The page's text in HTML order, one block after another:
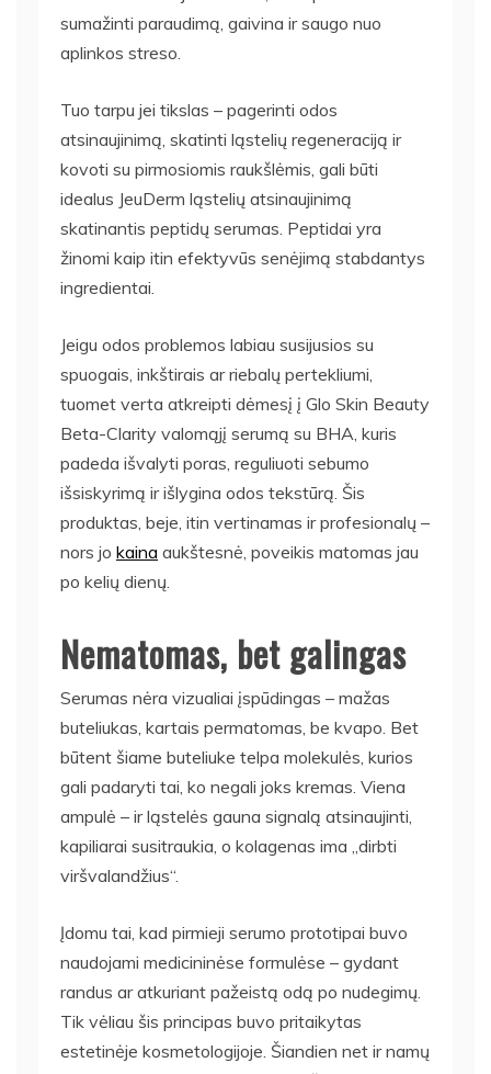
sumažinti paraudimą, gaivina ir saugo nuo
aplinkos streso.
Tuo tarpu jei tikslas – pagerinti odos
atsinaujinimą, skatinti ląstelių regeneraciją ir
kovoti su pirmosiomis raukšlėmis, gali būti
idealus JeuDerm ląstelių atsinaujinimą
skatinantis peptidų serumas. Peptidai yra
žinomi kaip itin efektyvūs senėjimą stabdantys
ingredientai.
Jeigu odos problemos labiau susijusios su
spuogais, inkštirais ar riebalų pertekliumi,
tuomet verta atkreipti dėmesį į Glo Skin Beauty
Beta-Clarity valomąjį serumą su BHA, kuris
padeda išvalyti poras, reguliuoti sebumo
išsiskyrimą ir išlygina odos tekstūrą. Šis
produktas, beje, itin vertinamas ir profesionalų –
nors jo kaina aukštesnė, poveikis matomas jau
po kelių dienų.
Nematomas, bet galingas
Serumas nėra vizualiai įspūdingas – mažas
buteliukas, kartais permatomas, be kvapo. Bet
būtent šiame buteliuke telpa molekulės, kurios
gali padaryti tai, ko negali joks kremas. Viena
ampulė – ir ląstelės gauna signalą atsinaujinti,
kapiliarai susitraukia, o kolagenas ima „dirbti
viršvalandžius“.
Įdomu tai, kad pirmieji serumo prototipai buvo
naudojami medicininėse formulėse – gydant
randus ar atkuriant pažeistą odą po nudegimų.
Tik vėliau šis principas buvo pritaikytas
estetinėje kosmetologijoje. Šiandien net ir namų